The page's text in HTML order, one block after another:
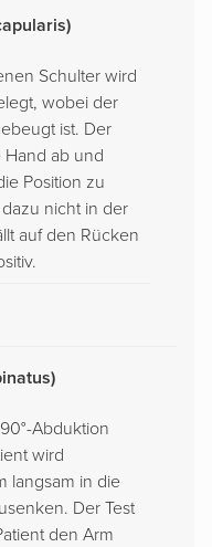
)
Schulter wird
wobei der
ist. Der
ab und
Position zu
nicht in der
auf den Rücken
Abduktion
wird
langsam in die
Der Test
den Arm